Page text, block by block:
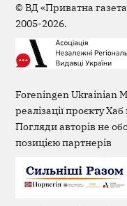
©ВД «Приватна
2005-2026.
Foreningen Ukrainian
реалізації проєкту
Погляди авторів не
позицією партнерів